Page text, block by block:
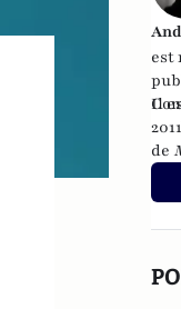
est
Il
de
la